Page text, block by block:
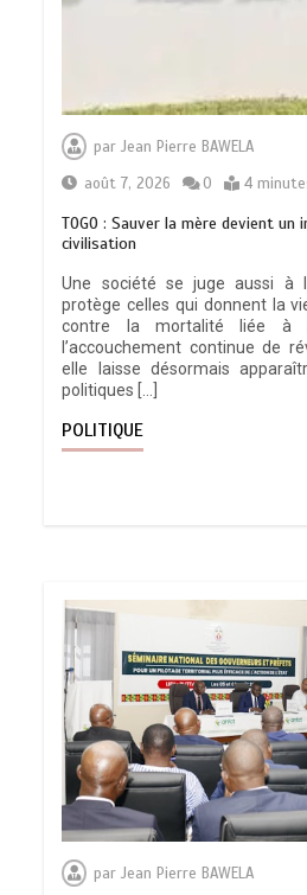
parJean Pierre BAWELA
août 7, 2026
0 4
TOGO : Sauver la mère devient un
civilisation
Une société se juge aussi à
protège celles qui donnent la
contre la mortalité liée à
l’accouchement continue de
elle laisse désormais
politiques […]
POLITIQUE
parJean Pierre BAWELA